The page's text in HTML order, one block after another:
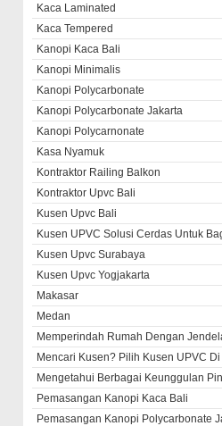
Kaca Laminated
Kaca Tempered
Kanopi Kaca Bali
Kanopi Minimalis
Kanopi Polycarbonate
Kanopi Polycarbonate Jakarta
Kanopi Polycarnonate
Kasa Nyamuk
Kontraktor Railing Balkon
Kontraktor Upvc Bali
Kusen Upvc Bali
Kusen UPVC Solusi Cerdas Untuk
Kusen Upvc Surabaya
Kusen Upvc Yogjakarta
Makasar
Medan
Memperindah Rumah Dengan
Mencari Kusen? Pilih Kusen UPVC
Mengetahui Berbagai Keunggulan
Pemasangan Kanopi Kaca Bali
Pemasangan Kanopi Polycarbonate